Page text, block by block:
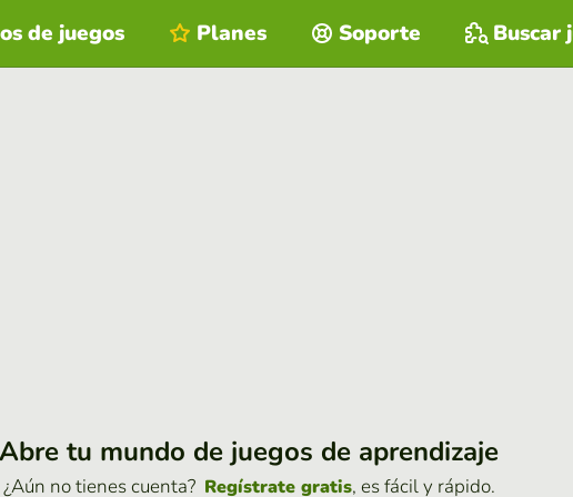
de juegos Planes Soporte Buscar
Abre tu mundo de juegos de aprendizaje
¿Aún no tienes cuenta? Regístrate gratis, es fácil y rápido.